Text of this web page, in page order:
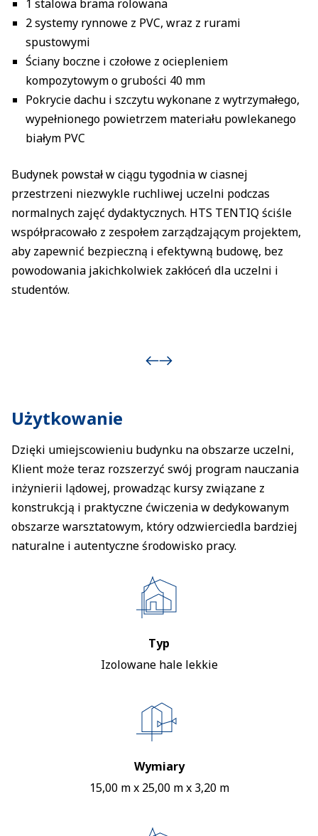
1 stalowa brama rolowana
2 systemy rynnowe z PVC, wraz z rurami
spustowymi
Ściany boczne i czołowe z ociepleniem
kompozytowym o grubości 40 mm
Pokrycie dachu i szczytu wykonane z wytrzymałego,
wypełnionego powietrzem materiału powlekanego
białym PVC
Budynek powstał w ciągu tygodnia w ciasnej
przestrzeni niezwykle ruchliwej uczelni podczas
normalnych zajęć dydaktycznych. HTS TENTIQ ściśle
współpracowało z zespołem zarządzającym projektem,
aby zapewnić bezpieczną i efektywną budowę, bez
powodowania jakichkolwiek zakłóceń dla uczelni i
studentów.
Użytkowanie
Dzięki umiejscowieniu budynku na obszarze uczelni,
Klient może teraz rozszerzyć swój program nauczania
inżynierii lądowej, prowadząc kursy związane z
konstrukcją i praktyczne ćwiczenia w dedykowanym
obszarze warsztatowym, który odzwierciedla bardziej
naturalne i autentyczne środowisko pracy.
Typ
Izolowane hale lekkie
Wymiary
15,00 m x 25,00 m x 3,20 m